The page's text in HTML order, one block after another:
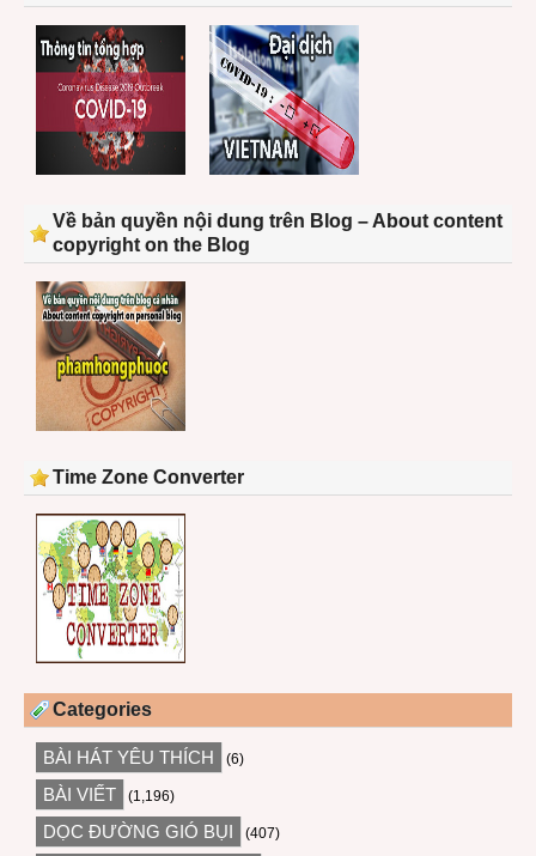
Về bản quyền nội dung trên Blog – About content
copyright on the Blog
Time Zone Converter
Categories
BÀI HÁT YÊU THÍCH (6)
BÀI VIẾT (1,196)
DỌC ĐƯỜNG GIÓ BỤI (407)